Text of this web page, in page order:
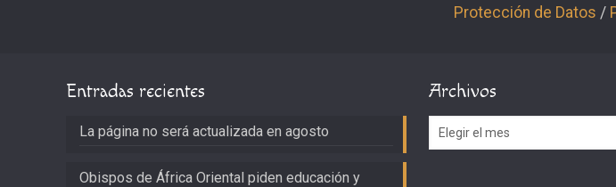
Protección de Datos /
Entradas recientes
La página no será actualizada en agosto
Obispos de África Oriental piden educación y
Archivos
Archivos